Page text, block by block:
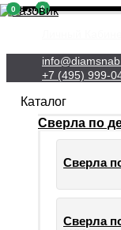
+7 (495) 999-
0
Каталог
Сверла по
Сверла
Сверла
0